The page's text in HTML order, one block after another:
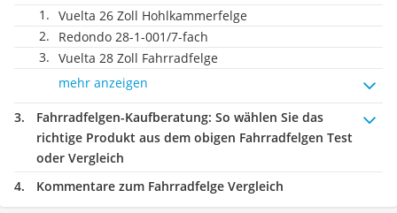
Vuelta 26 Zoll Hohlkammerfelge
Redondo 28-1-001/7-fach
Vuelta 28 Zoll Fahrradfelge
mehr anzeigen
Fahrradfelgen-Kaufberatung: So wählen Sie das
richtige Produkt aus dem obigen Fahrradfelgen Test
oder Vergleich
Kommentare zum Fahrradfelge Vergleich